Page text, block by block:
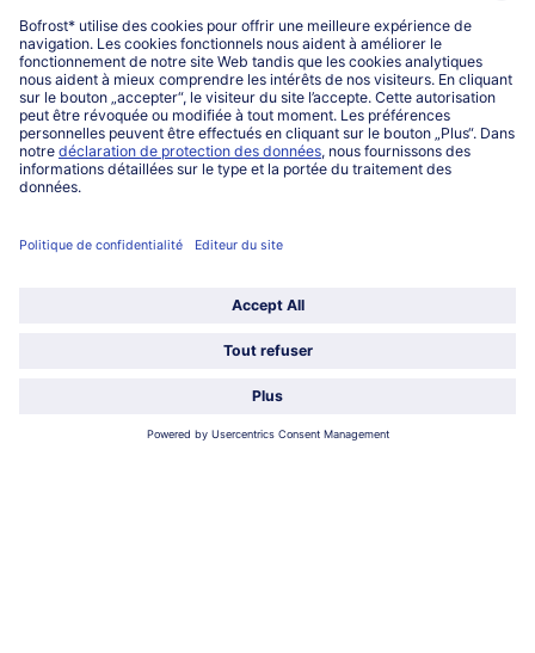
027863232
Lu-ve : 8h-20h Sa : 10h-16h
Service
Qui sommes-nous?